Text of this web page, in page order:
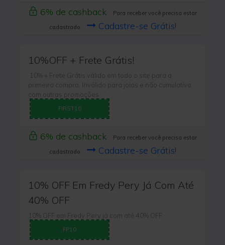
6% de cashback
Para receber você precisa estar
cadastrado
Cadastre-se Grátis!
10%OFF + Frete Grátis!
10% + Frete Grátis válido em todo o site para a
primeira compra. Inválido para joias e não cumulativo
com outras promoções
FIRST10
6% de cashback
Para receber você precisa estar
cadastrado
Cadastre-se Grátis!
10% OFF Em Fredy Pery Já Com Até
40% OFF
10% OFF em Fredy Pery já com até 40% OFF
FP10